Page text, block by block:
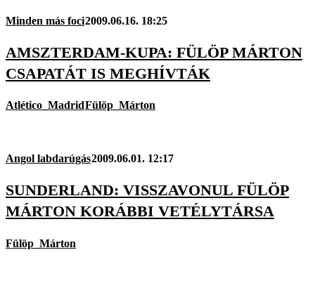
Minden más foci2009.06.16. 18:25
AMSZTERDAM-KUPA: FÜLÖP MÁRTON
CSAPATÁT IS MEGHÍVTÁK
Atlético_MadridFülöp_Márton
Angol labdarúgás2009.06.01. 12:17
SUNDERLAND: VISSZAVONUL FÜLÖP
MÁRTON KORÁBBI VETÉLYTÁRSA
Fülöp_Márton